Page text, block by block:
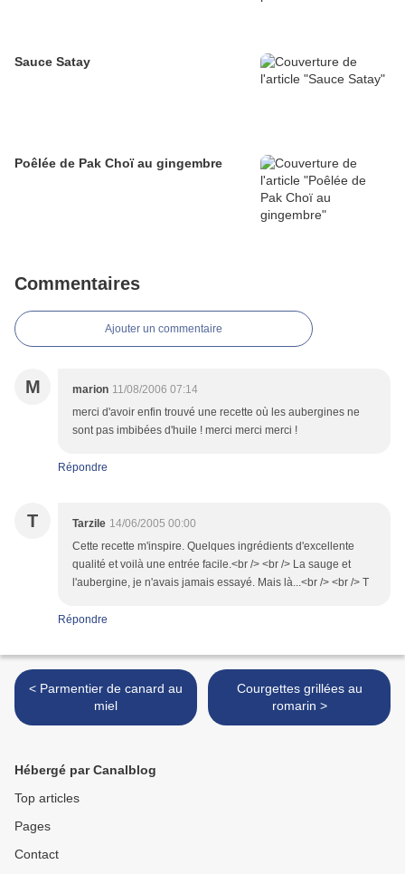
Sauce Satay
Poêlée de Pak Choï au gingembre
Commentaires
Ajouter un commentaire
M marion 11/08/2006 07:14
merci d'avoir enfin trouvé une recette où les aubergines ne
sont pas imbibées d'huile ! merci merci merci !
Répondre
T Tarzile 14/06/2005 00:00
Cette recette m'inspire. Quelques ingrédients d'excellente
qualité et voilà une entrée facile.<br /> <br /> La sauge et
l'aubergine, je n'avais jamais essayé. Mais là...<br /> <br /> T
Répondre
< Parmentier de canard au
miel
Courgettes grillées au
romarin >
Hébergé par Canalblog
Top articles
Pages
Contact